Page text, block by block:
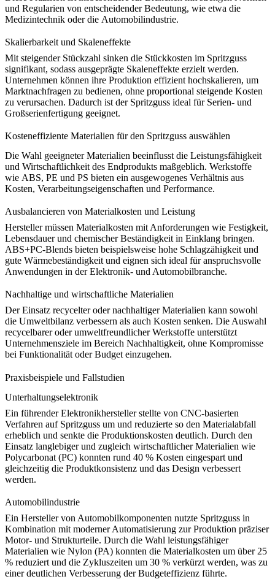
und Regularien von entscheidender Bedeutung, wie etwa die
Medizintechnik oder die Automobilindustrie.
Skalierbarkeit und Skaleneffekte
Mit steigender Stückzahl sinken die Stückkosten im Spritzguss
signifikant, sodass ausgeprägte Skaleneffekte erzielt werden.
Unternehmen können ihre Produktion effizient hochskalieren, um
Marktnachfragen zu bedienen, ohne proportional steigende Kosten
zu verursachen. Dadurch ist der Spritzguss ideal für Serien- und
Großserienfertigung geeignet.
Kosteneffiziente Materialien für den Spritzguss auswählen
Die Wahl geeigneter Materialien beeinflusst die Leistungsfähigkeit
und Wirtschaftlichkeit des Endprodukts maßgeblich. Werkstoffe
wie ABS, PE und PS bieten ein ausgewogenes Verhältnis aus
Kosten, Verarbeitungseigenschaften und Performance.
Ausbalancieren von Materialkosten und Leistung
Hersteller müssen Materialkosten mit Anforderungen wie Festigkeit,
Lebensdauer und chemischer Beständigkeit in Einklang bringen.
ABS+PC-Blends bieten beispielsweise hohe Schlagzähigkeit und
gute Wärmebeständigkeit und eignen sich ideal für anspruchsvolle
Anwendungen in der Elektronik- und Automobilbranche.
Nachhaltige und wirtschaftliche Materialien
Der Einsatz recycelter oder nachhaltiger Materialien kann sowohl
die Umweltbilanz verbessern als auch Kosten senken. Die Auswahl
recycelbarer oder umweltfreundlicher Werkstoffe unterstützt
Unternehmensziele im Bereich Nachhaltigkeit, ohne Kompromisse
bei Funktionalität oder Budget einzugehen.
Praxisbeispiele und Fallstudien
Unterhaltungselektronik
Ein führender Elektronikhersteller stellte von CNC-basierten
Verfahren auf Spritzguss um und reduzierte so den Materialabfall
erheblich und senkte die Produktionskosten deutlich. Durch den
Einsatz langlebiger und zugleich wirtschaftlicher Materialien wie
Polycarbonat (PC) konnten rund 40 % Kosten eingespart und
gleichzeitig die Produktkonsistenz und das Design verbessert
werden.
Automobilindustrie
Ein Hersteller von Automobilkomponenten nutzte Spritzguss in
Kombination mit moderner Automatisierung zur Produktion präziser
Motor- und Strukturteile. Durch die Wahl leistungsfähiger
Materialien wie Nylon (PA) konnten die Materialkosten um über 25
% reduziert und die Zykluszeiten um 30 % verkürzt werden, was zu
einer deutlichen Verbesserung der Budgeteffizienz führte.